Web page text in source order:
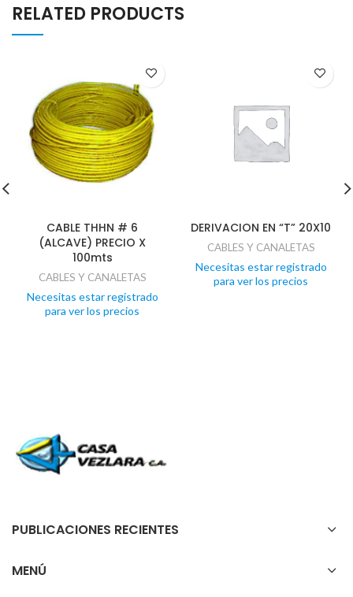
RELATED PRODUCTS
CABLE THHN # 6
(ALCAVE) PRECIO X
100mts
CABLES Y CANALETAS
Necesitas estar registrado
para ver los precios
DERIVACION EN “T” 20X10
CABLES Y CANALETAS
Necesitas estar registrado
para ver los precios
PUBLICACIONES RECIENTES
MENÚ